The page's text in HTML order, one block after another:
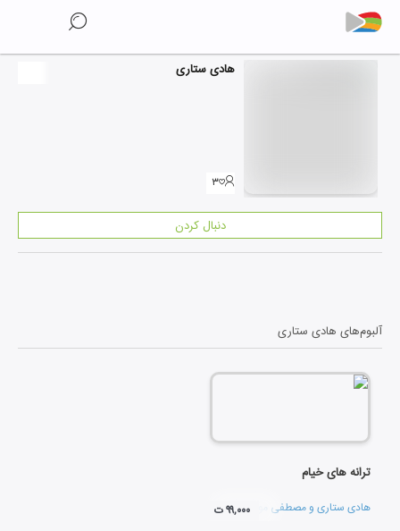
هادی ستاری
۳
دنبال کردن
آلبوم‌های هادی ستاری
ترانه های خیام
هادی ستاری و مصطفی مومنیان
۹۹,۰۰۰ ت